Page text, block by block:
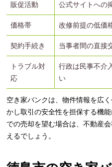
販促活動 公式サイトへの
価格帯 改修前提の低価
契約手続き 当事者間の直接
トラブル対
応
行政は民事不介
い
空き家バンクは、物件情報を広
かし取引の安全性を担保する機
での売却を望む場合は、不動産
えるでしょう。